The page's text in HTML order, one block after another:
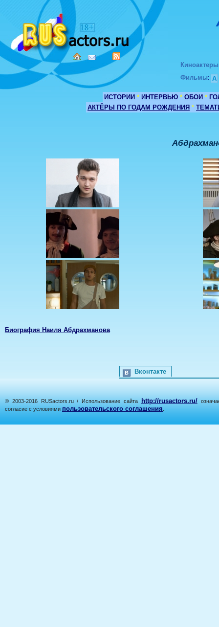
Киноактеры
Фильмы: А
ИСТОРИИ * ИНТЕРВЬЮ * ОБОИ *
АКТЁРЫ ПО ГОДАМ РОЖДЕНИЯ *
Биография Наиля Абдрахманова
Вконтакте
© 2003-2016 RUSactors.ru / Использование сайта http://rusactors.ru/
согласие с условиями пользовательского соглашения